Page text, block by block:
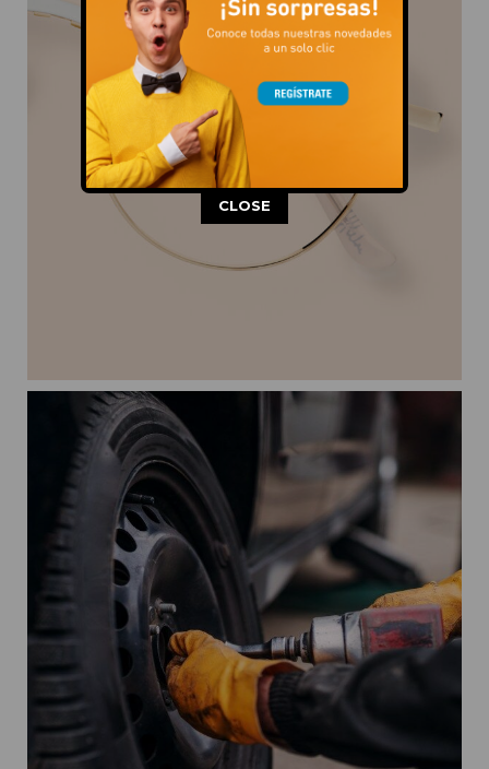
This popup will close in: 11
CLOSE